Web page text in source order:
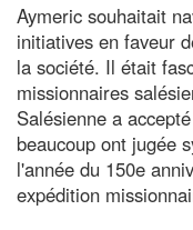
Aymeric souhaitait
initiatives en faveur
la société. Il était
missionnaires
Salésienne a
beaucoup ont jugée
l'année du 150e
expédition